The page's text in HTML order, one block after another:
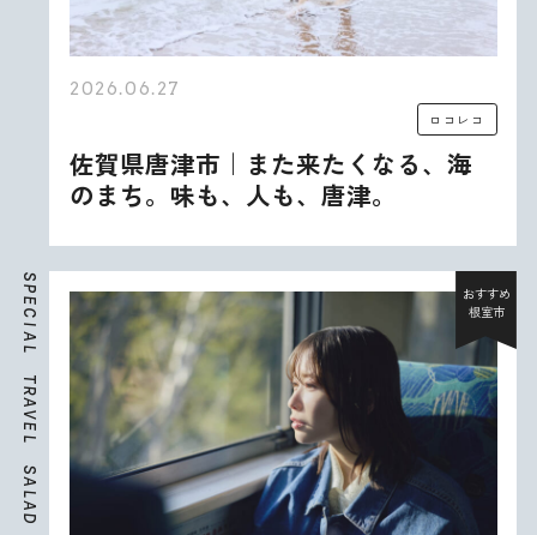
2026.06.27
ロコレコ
佐賀県唐津市｜また来たくなる、海
のまち。味も、人も、唐津。
S
P
E
C
I
A
L
T
R
A
V
E
L
S
A
L
A
D
おすすめ
根室市